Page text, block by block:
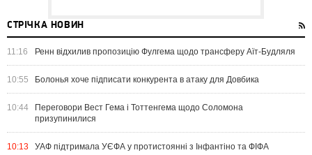
СТРІЧКА НОВИН
11:16 Ренн відхилив пропозицію Фулгема щодо трансферу Аїт-Будляля
10:55 Болонья хоче підписати конкурента в атаку для Довбика
10:44
Переговори Вест Гема і Тоттенгема щодо Соломона
призупинилися
10:13 УАФ підтримала УЄФА у протистоянні з Інфантіно та ФІФА